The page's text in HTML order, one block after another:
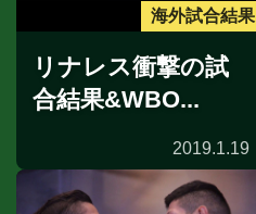
海外試合結果
リナレス衝撃の試
合結果&WBO...
2019.1.19